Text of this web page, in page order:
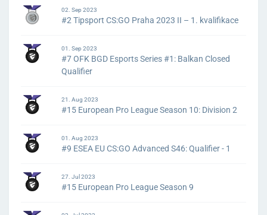
02. Sep 2023
#2 Tipsport CS:GO Praha 2023 II – 1. kvalifikace
01. Sep 2023
#7 OFK BGD Esports Series #1: Balkan Closed
Qualifier
21. Aug 2023
#15 European Pro League Season 10: Division 2
01. Aug 2023
#9 ESEA EU CS:GO Advanced S46: Qualifier - 1
27. Jul 2023
#15 European Pro League Season 9